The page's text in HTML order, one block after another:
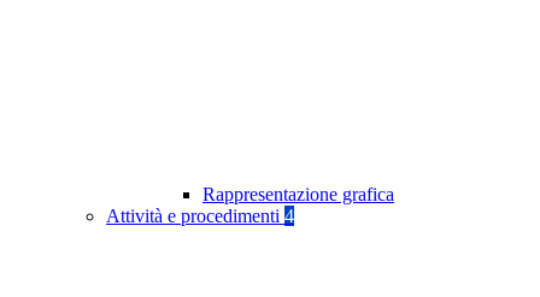
Rappresentazione grafica
Attività e procedimenti 4